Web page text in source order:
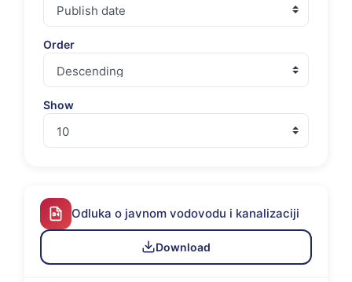
Order
Show
Odluka o javnom vodovodu i kanalizaciji
Download